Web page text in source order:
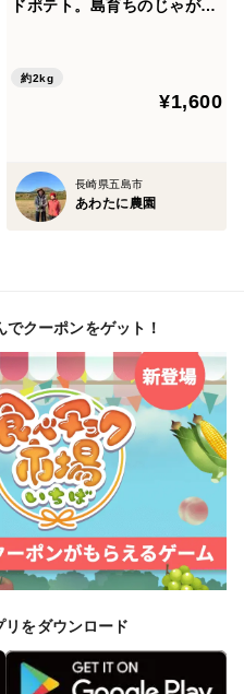
育てました。
をモットーに、
届けします。
さなおすそわけが入って
ドポテト。島育ちのじゃがい
約2kg
¥1,600
長崎県五島市
あわたに農園
クーポンをゲット！
をダウンロード